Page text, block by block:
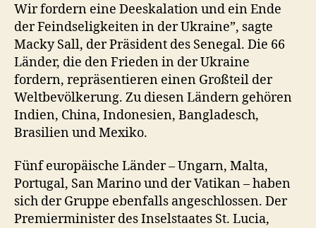
Wir fordern eine Deeskalation und ein Ende
der Feindseligkeiten in der Ukraine”, sagte
Macky Sall, der Präsident des Senegal. Die 66
Länder, die den Frieden in der Ukraine
fordern, repräsentieren einen Großteil der
Weltbevölkerung. Zu diesen Ländern gehören
Indien, China, Indonesien, Bangladesch,
Brasilien und Mexiko.
Fünf europäische Länder – Ungarn, Malta,
Portugal, San Marino und der Vatikan – haben
sich der Gruppe ebenfalls angeschlossen. Der
Premierminister des Inselstaates St. Lucia,